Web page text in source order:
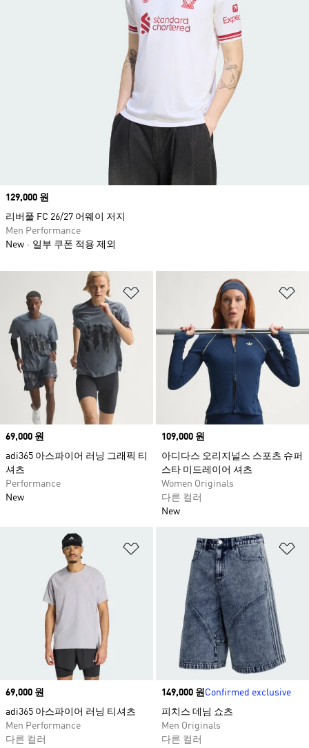
위시리스트 담기
Price
69,000 원
adi365 아스파이어 러닝 그래픽 티
셔츠
Performance
New
Price
109,000 원
아디다스 오리지널스 스포츠 슈퍼
스타 미드레이어 셔츠
Women Originals
다른 컬러
New
위시리스트 담기
Price
69,000 원
adi365 아스파이어 러닝 티셔츠
Men Performance
다른 컬러
Price
149,000 원Confirmed exclusive
피치스 데님 쇼츠​
Men Originals
다른 컬러
Price
129,000 원
리버풀 FC 26/27 어웨이 저지
Men Performance
New
일부 쿠폰 적용 제외